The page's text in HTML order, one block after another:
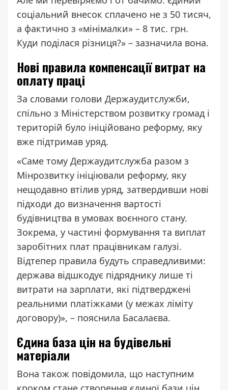
соціальний внесок сплачено не з 50 тисяч,
а фактично з «мінімалки» – 8 тис. грн.
Куди поділася різниця?» – зазначила вона.
Нові правила компенсації витрат на
оплату праці
За словами голови Держаудитслужби,
спільно з Міністерством розвитку громад і
територій було ініційовано реформу, яку
вже підтримав уряд.
«Саме тому Держаудитслужба разом з
Мінрозвитку ініціювали реформу, яку
нещодавно втілив уряд, затвердивши нові
підходи до визначення вартості
будівництва в умовах воєнного стану.
Зокрема, у частині формування та виплат
заробітних плат працівникам галузі.
Відтепер правила будуть справедливими:
держава відшкодує підряднику лише ті
витрати на зарплати, які підтверджені
реальними платіжками (у межах ліміту
договору)», – пояснила Басалаєва.
Єдина база цін на будівельні
матеріали
Вона також повідомила, що наступним